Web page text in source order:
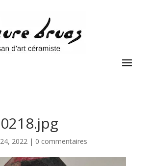
2022| 0 commentaires